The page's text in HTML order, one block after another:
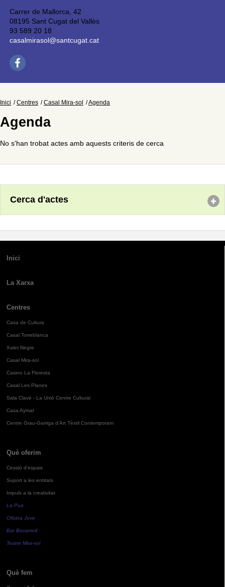
Carrer de Mallorca, 42
08195 Sant Cugat del Vallès
93 589 20 18
casalmirasol@santcugat.cat
Inici Centres Casal Mira-sol Agenda
Agenda
No s'han trobat actes amb aquests criteris de cerca
Cerca d'actes
Inici
La Xarxa
Centres
Casa de Cultura
Casal Torreblanca
Xalet Negre
Casal Mira-sol
Casino La Floresta
Casal Les Planes
Sala Clavé - La Unió Centre Cultural
Casa Aymat
Centre Grau-Garriga d'Art Tèxtil Contemporani
Què oferim
Cessió d'espais
Suport a les entitats
Impuls a la creativitat
La Pua
Oficina Jove
Bar Bocamoll
Teatre Mira-sol
Què fem